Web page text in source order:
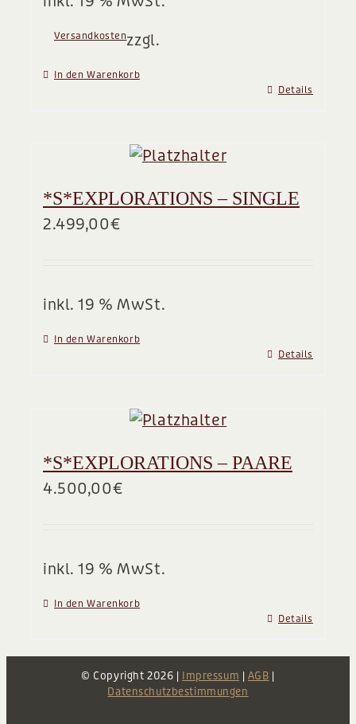
zzgl.
Versandkosten
In den Warenkorb
Details
*S*EXPLORATIONS – SINGLE
2.499,00€
inkl. 19 % MwSt.
In den Warenkorb
Details
*S*EXPLORATIONS – PAARE
4.500,00€
inkl. 19 % MwSt.
In den Warenkorb
Details
© Copyright2026 | Impressum | AGB |
Datenschutzbestimmungen